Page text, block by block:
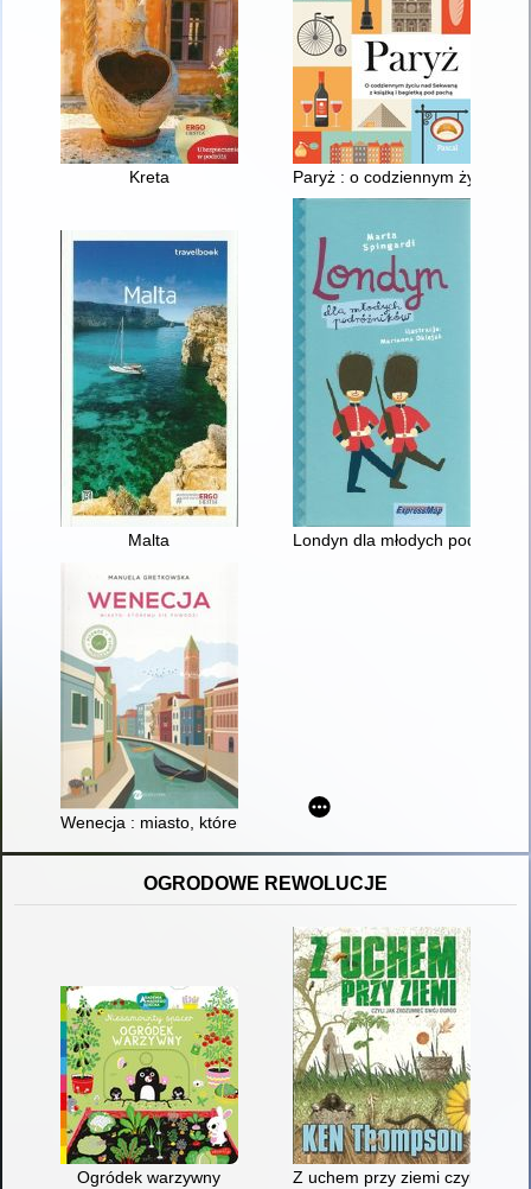
Kreta Paryż : o codziennym życiu nd
Malta Londyn dla młodych
Wenecja : miasto, któremu się powodzi
OGRODOWE REWOLUCJE
Ogródek warzywny Z uchem przy ziemi czyli jak